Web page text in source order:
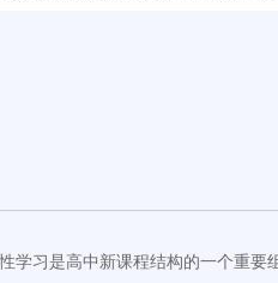
学习是高中新课程结构的一个重要